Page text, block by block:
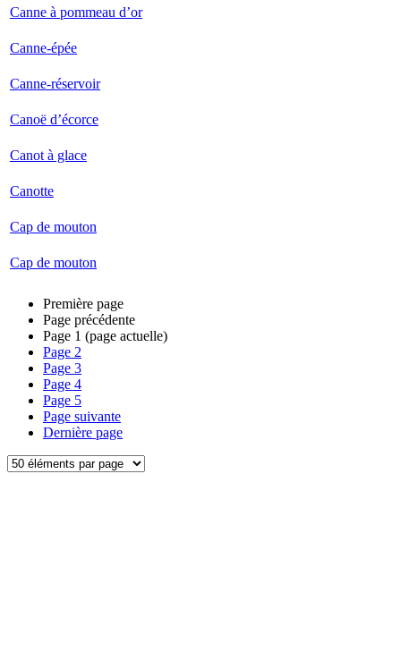
Canne à pommeau d’or
Canne-épée
Canne-réservoir
Canoë d’écorce
Canot à glace
Canotte
Cap de mouton
Cap de mouton
Première page
Page précédente
Page 1 (page actuelle)
Page 2
Page 3
Page 4
Page 5
Page suivante
Dernière page